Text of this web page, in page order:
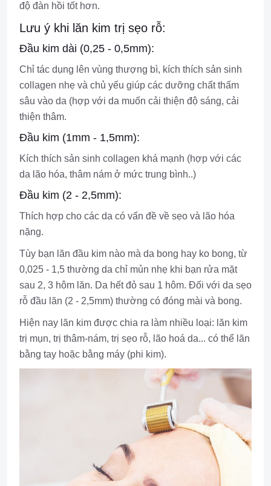
độ đàn hồi tốt hơn.
Lưu ý khi lăn kim trị sẹo rỗ:
Đầu kim dài (0,25 - 0,5mm):
Chỉ tác dụng lên vùng thượng bì, kích thích sản sinh
collagen nhẹ và chủ yếu giúp các dưỡng chất thấm
sâu vào da (hợp với da muốn cải thiện độ sáng, cải
thiện thâm.
Đầu kim (1mm - 1,5mm):
Kích thích sản sinh collagen khá mạnh (hợp với các
da lão hóa, thâm nám ở mức trung bình..)
Đầu kim (2 - 2,5mm):
Thích hợp cho các da có vấn đề về sẹo và lão hóa
nặng.
Tùy bạn lăn đầu kim nào mà da bong hay ko bong, từ
0,025 - 1,5 thường da chỉ mủn nhẹ khi bạn rửa mặt
sau 2, 3 hôm lăn. Da hết đỏ sau 1 hôm. Đối với da sẹo
rỗ đầu lăn (2 - 2,5mm) thường có đóng mài và bong.
Hiện nay lăn kim được chia ra làm nhiều loại: lăn kim
trị mụn, trị thâm-nám, trị sẹo rỗ, lão hoá da... có thể lăn
bằng tay hoặc bằng máy (phi kim).